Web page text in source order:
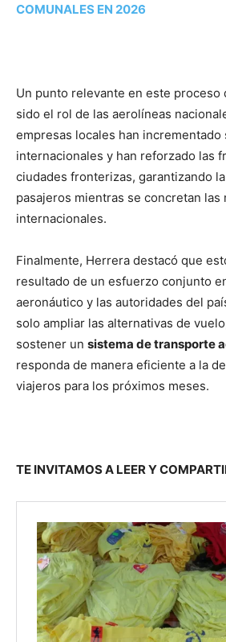
COMUNALES EN 2026
Un punto relevante en este proceso
sido el rol de las aerolíneas
empresas locales han
internacionales y han reforzado las
ciudades fronterizas, garantizando
pasajeros mientras se concretan las
internacionales.
Finalmente, Herrera destacó que
resultado de un esfuerzo conjunto
aeronáutico y las autoridades del
solo ampliar las alternativas de
sostener un sistema de transporte
responda de manera eficiente a la
viajeros para los próximos meses.
TE INVITAMOS A LEER Y